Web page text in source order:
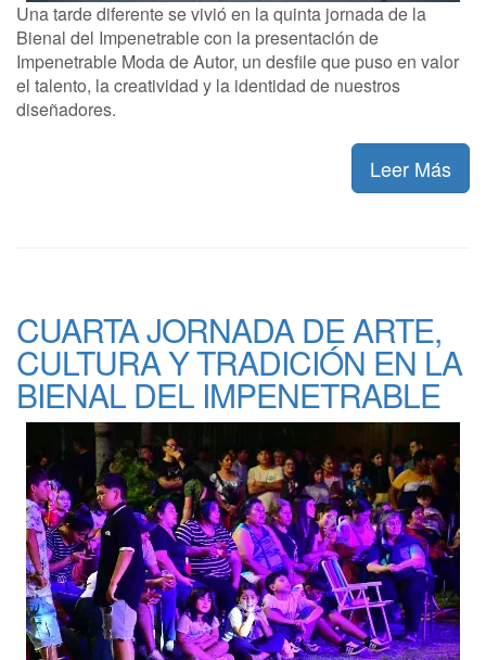
Una tarde diferente se vivió en la quinta jornada de la
Bienal del Impenetrable con la presentación de
Impenetrable Moda de Autor, un desfile que puso en valor
el talento, la creatividad y la identidad de nuestros
diseñadores.
Leer Más
CUARTA JORNADA DE ARTE,
CULTURA Y TRADICIÓN EN LA
BIENAL DEL IMPENETRABLE